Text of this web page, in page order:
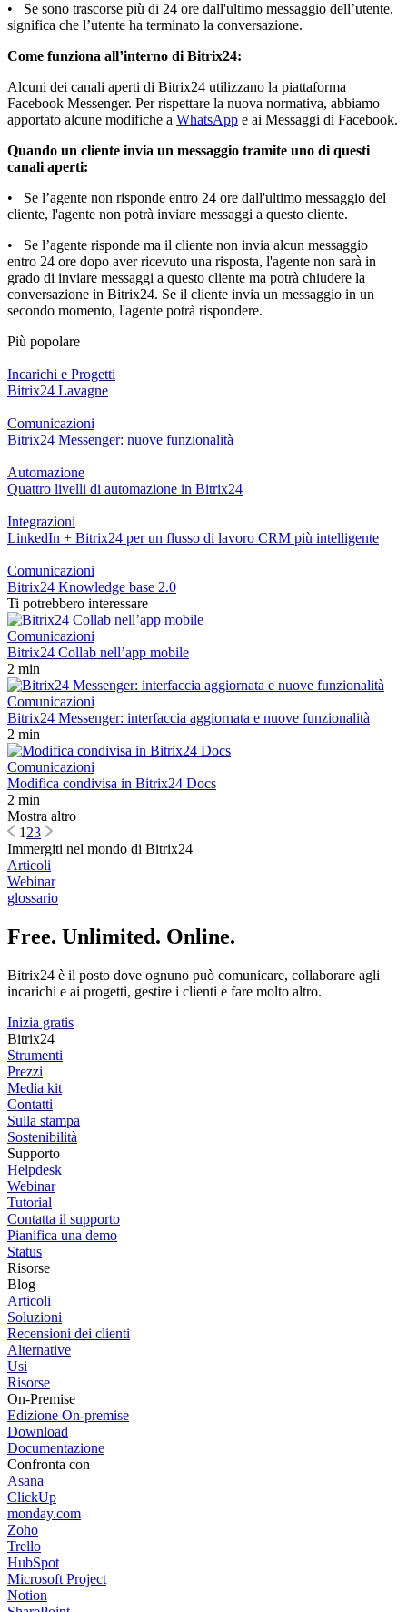
• Se sono trascorse più di 24 ore dall'ultimo messaggio dell’utente,
significa che l’utente ha terminato la conversazione.
Come funziona all’interno di Bitrix24:
Alcuni dei canali aperti di Bitrix24 utilizzano la piattaforma
Facebook Messenger. Per rispettare la nuova normativa, abbiamo
apportato alcune modifiche a WhatsApp e ai Messaggi di Facebook.
Quando un cliente invia un messaggio tramite uno di questi
canali aperti:
• Se l’agente non risponde entro 24 ore dall'ultimo messaggio del
cliente, l'agente non potrà inviare messaggi a questo cliente.
• Se l’agente risponde ma il cliente non invia alcun messaggio
entro 24 ore dopo aver ricevuto una risposta, l'agente non sarà in
grado di inviare messaggi a questo cliente ma potrà chiudere la
conversazione in Bitrix24. Se il cliente invia un messaggio in un
secondo momento, l'agente potrà rispondere.
Più popolare
Incarichi e Progetti
Bitrix24 Lavagne
Comunicazioni
Bitrix24 Messenger: nuove funzionalità
Automazione
Quattro livelli di automazione in Bitrix24
Integrazioni
LinkedIn + Bitrix24 per un flusso di lavoro CRM più intelligente
Comunicazioni
Bitrix24 Knowledge base 2.0
Ti potrebbero interessare
Comunicazioni
Bitrix24 Collab nell’app mobile
2 min
Comunicazioni
Bitrix24 Messenger: interfaccia aggiornata e nuove funzionalità
2 min
Comunicazioni
Modifica condivisa in Bitrix24 Docs
2 min
Mostra altro
123
Immergiti nel mondo di Bitrix24
Articoli
Webinar
glossario
Free. Unlimited. Online.
Bitrix24 è il posto dove ognuno può comunicare, collaborare agli
incarichi e ai progetti, gestire i clienti e fare molto altro.
Inizia gratis
Bitrix24
Strumenti
Prezzi
Media kit
Contatti
Sulla stampa
Sostenibilità
Supporto
Helpdesk
Webinar
Tutorial
Contatta il supporto
Pianifica una demo
Status
Risorse
Blog
Articoli
Soluzioni
Recensioni dei clienti
Alternative
Usi
Risorse
On-Premise
Edizione On-premise
Download
Documentazione
Confronta con
Asana
ClickUp
monday.com
Zoho
Trello
HubSpot
Microsoft Project
Notion